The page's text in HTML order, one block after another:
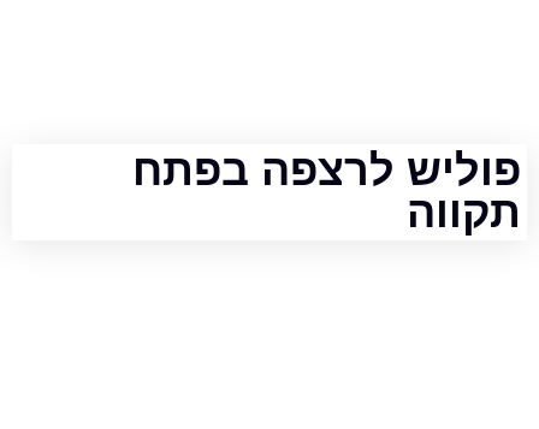
לרצפה בפתח